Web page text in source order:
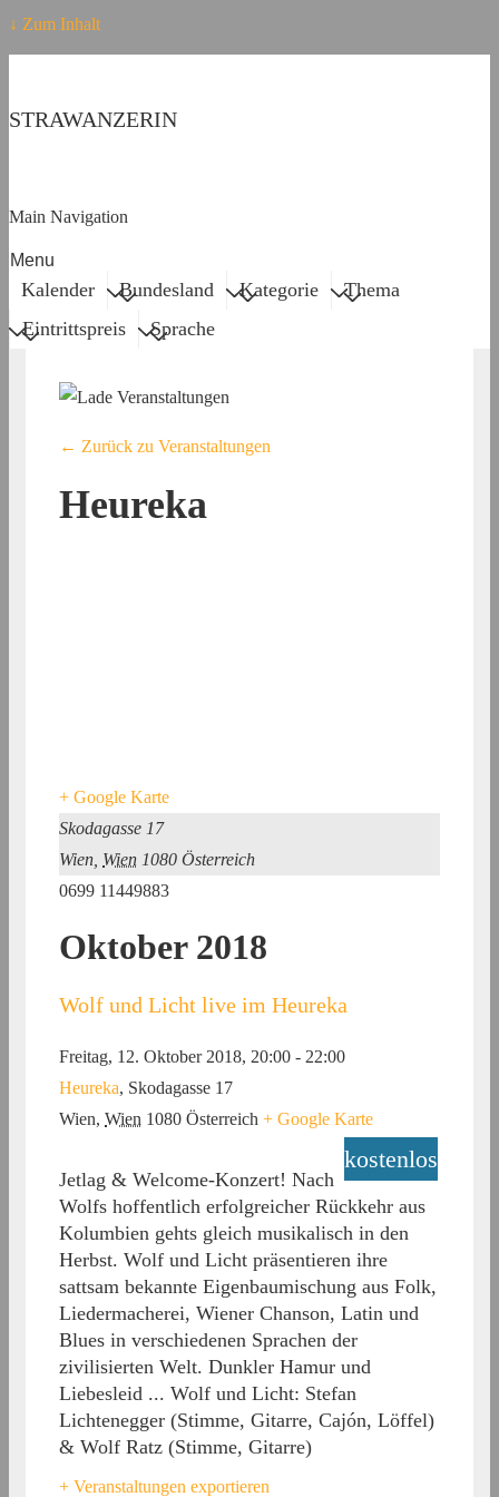
↓ Zum Inhalt
STRAWANZERIN
Main Navigation
Menu
Kalender Bundesland Kategorie
Thema
Eintrittspreis
Sprache
← Zurück zu Veranstaltungen
Heureka
+ Google Karte
Skodagasse 17
Wien Wien 1080 Österreich
0699 11449883
Oktober 2018
Wolf und Licht live im Heureka
Freitag, 12. Oktober 2018, 20:00 - 22:00
Heureka, Skodagasse 17
Wien, Wien 1080 Österreich + Google Karte
kostenlos
Jetlag & Welcome-Konzert! Nach
Wolfs hoffentlich erfolgreicher Rückkehr aus
Kolumbien gehts gleich musikalisch in den
Herbst. Wolf und Licht präsentieren ihre
sattsam bekannte Eigenbaumischung aus Folk,
Liedermacherei, Wiener Chanson, Latin und
Blues in verschiedenen Sprachen der
zivilisierten Welt. Dunkler Hamur und
Liebesleid ... Wolf und Licht: Stefan
Lichtenegger (Stimme, Gitarre, Cajón, Löffel)
& Wolf Ratz (Stimme, Gitarre)
+ Veranstaltungen exportieren